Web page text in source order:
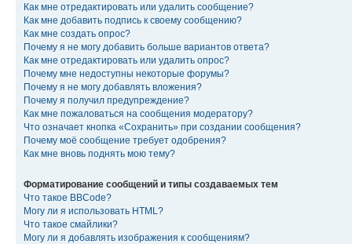
Как мне отредактировать или удалить сообщение?
Как мне добавить подпись к своему сообщению?
Как мне создать опрос?
Почему я не могу добавить больше вариантов ответа?
Как мне отредактировать или удалить опрос?
Почему мне недоступны некоторые форумы?
Почему я не могу добавлять вложения?
Почему я получил предупреждение?
Как мне пожаловаться на сообщения модератору?
Что означает кнопка «Сохранить» при создании сообщения?
Почему моё сообщение требует одобрения?
Как мне вновь поднять мою тему?
Форматирование сообщений и типы создаваемых тем
Что такое BBCode?
Могу ли я использовать HTML?
Что такое смайлики?
Могу ли я добавлять изображения к сообщениям?